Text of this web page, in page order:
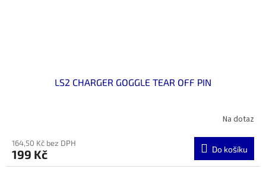
LS2 CHARGER GOGGLE TEAR OFF PIN
Na dotaz
164,50 Kč bez DPH
199 Kč Do košíku